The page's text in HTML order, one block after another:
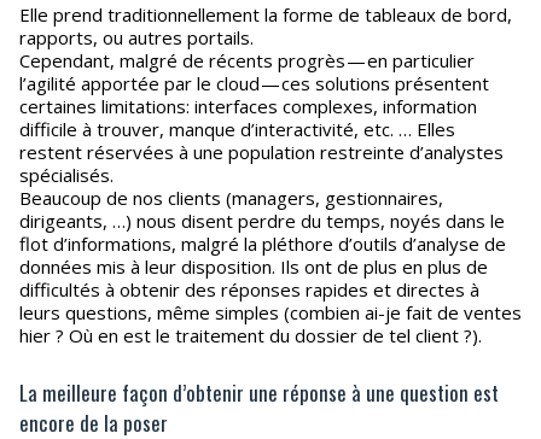
Elle prend traditionnellement la forme de tableaux de bord,
rapports, ou autres portails.
Cependant, malgré de récents progrès — en particulier
l’agilité apportée par le cloud — ces solutions présentent
certaines limitations: interfaces complexes, information
difficile à trouver, manque d’interactivité, etc. … Elles
restent réservées à une population restreinte d’analystes
spécialisés.
Beaucoup de nos clients (managers, gestionnaires,
dirigeants, …) nous disent perdre du temps, noyés dans le
flot d’informations, malgré la pléthore d’outils d’analyse de
données mis à leur disposition. Ils ont de plus en plus de
difficultés à obtenir des réponses rapides et directes à
leurs questions, même simples (combien ai-je fait de ventes
hier ? Où en est le traitement du dossier de tel client ?).
La meilleure façon d’obtenir une réponse à une question est
encore de la poser